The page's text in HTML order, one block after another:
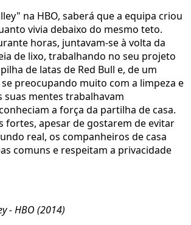
na HBO, saberá que a equipa criou
vivia debaixo do mesmo teto.
horas, juntavam-se à volta da
de lixo, trabalhando no seu projeto
de latas de Red Bull e, de um
preocupando muito com a limpeza e
suas mentes trabalhavam
a força da partilha de casa.
fortes, apesar de gostarem de evitar
real, os companheiros de casa
comuns e respeitam a privacidade
- HBO (2014)